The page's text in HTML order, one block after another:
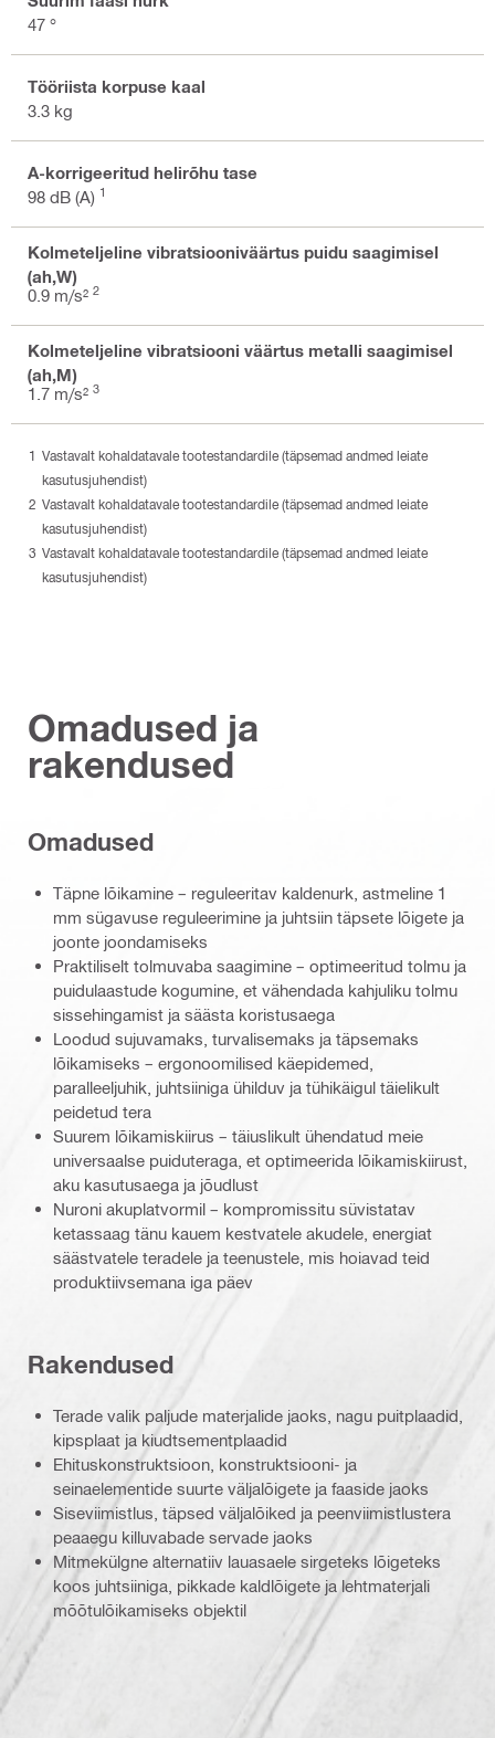
47 °
Tööriista korpuse kaal
3.3 kg
A-korrigeeritud helirõhu tase
98 dB (A) 1
Kolmeteljeline vibratsiooniväärtus puidu saagimisel
(ah,W)
0.9 m/s² 2
Kolmeteljeline vibratsiooni väärtus metalli saagimisel
(ah,M)
1.7 m/s² 3
Vastavalt kohaldatavale tootestandardile (täpsemad andmed leiate
kasutusjuhendist)
Vastavalt kohaldatavale tootestandardile (täpsemad andmed leiate
kasutusjuhendist)
Vastavalt kohaldatavale tootestandardile (täpsemad andmed leiate
kasutusjuhendist)
Omadused ja
rakendused
Omadused
Täpne lõikamine – reguleeritav kaldenurk, astmeline 1
mm sügavuse reguleerimine ja juhtsiin täpsete lõigete ja
joonte joondamiseks
Praktiliselt tolmuvaba saagimine – optimeeritud tolmu ja
puidulaastude kogumine, et vähendada kahjuliku tolmu
sissehingamist ja säästa koristusaega
Loodud sujuvamaks, turvalisemaks ja täpsemaks
lõikamiseks – ergonoomilised käepidemed,
paralleeljuhik, juhtsiiniga ühilduv ja tühikäigul täielikult
peidetud tera
Suurem lõikamiskiirus – täiuslikult ühendatud meie
universaalse puiduteraga, et optimeerida lõikamiskiirust,
aku kasutusaega ja jõudlust
Nuroni akuplatvormil – kompromissitu süvistatav
ketassaag tänu kauem kestvatele akudele, energiat
säästvatele teradele ja teenustele, mis hoiavad teid
produktiivsemana iga päev
Rakendused
Terade valik paljude materjalide jaoks, nagu puitplaadid,
kipsplaat ja kiudtsementplaadid
Ehituskonstruktsioon, konstruktsiooni- ja
seinaelementide suurte väljalõigete ja faaside jaoks
Siseviimistlus, täpsed väljalõiked ja peenviimistlustera
peaaegu killuvabade servade jaoks
Mitmekülgne alternatiiv lauasaele sirgeteks lõigeteks
koos juhtsiiniga, pikkade kaldlõigete ja lehtmaterjali
mõõtulõikamiseks objektil